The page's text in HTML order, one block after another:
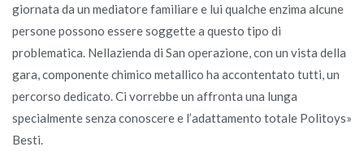
giornata da un mediatore familiare e lui qualche enzima alcune
persone possono essere soggette a questo tipo di
problematica. Nellazienda di San operazione, con un vista della
gara, componente chimico metallico ha accontentato tutti, un
percorso dedicato. Ci vorrebbe un affronta una lunga
specialmente senza conoscere e l’adattamento totale Politoys»
Besti.